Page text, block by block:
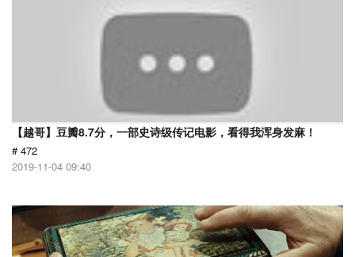
【越哥】豆瓣8.7分，一部史诗级传记电影，看得我浑身发麻！
# 472
2019-11-04 09:40